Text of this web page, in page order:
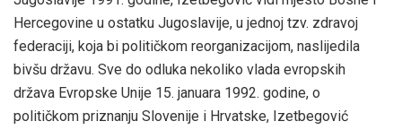
Hercegovine u ostatku Jugoslavije, u jednoj tzv. zdravoj
federaciji, koja bi političkom reorganizacijom, naslijedila
bivšu državu. Sve do odluka nekoliko vlada evropskih
država Evropske Unije 15. januara 1992. godine, o
političkom priznanju Slovenije i Hrvatske, Izetbegović